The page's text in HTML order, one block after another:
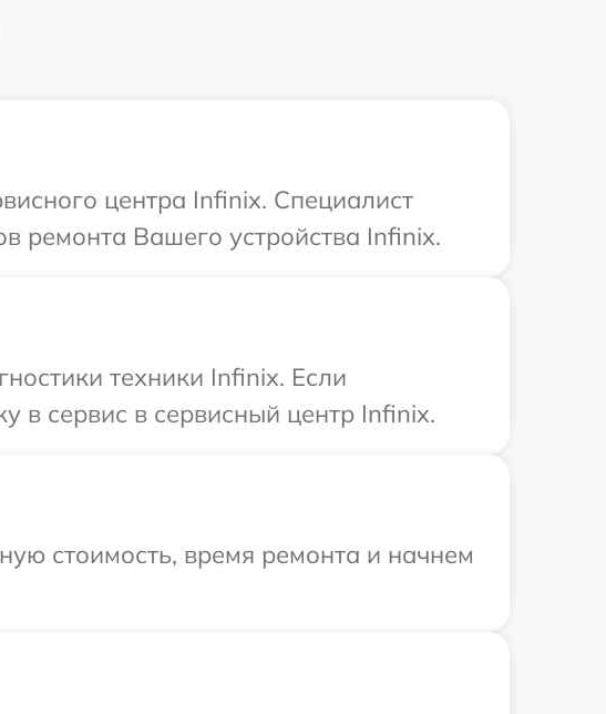
центра Infinix. Специалист
ремонта Вашего устройства Infinix.
техники Infinix. Если
в сервис в сервисный центр Infinix.
стоимость, время ремонта и начнем